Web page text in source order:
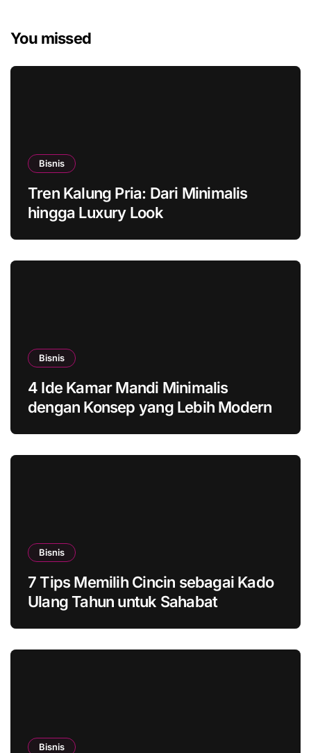
You missed
Bisnis
Tren Kalung Pria: Dari Minimalis
hingga Luxury Look
Bisnis
4 Ide Kamar Mandi Minimalis
dengan Konsep yang Lebih Modern
Bisnis
7 Tips Memilih Cincin sebagai Kado
Ulang Tahun untuk Sahabat
Bisnis